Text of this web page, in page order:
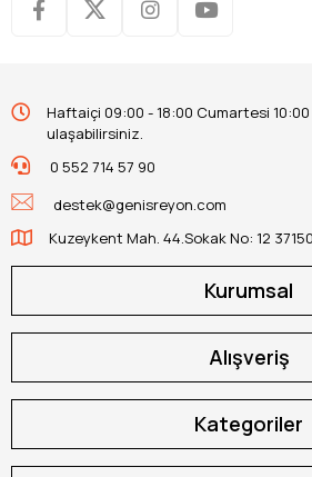
Haftaiçi 09:00 - 18:00 Cumartesi
ulaşabilirsiniz.
0 552 714 57 90
destek@genisreyon.com
Kuzeykent Mah. 44.Sokak No: 12
Kurumsal
Alışveriş
Kategoriler